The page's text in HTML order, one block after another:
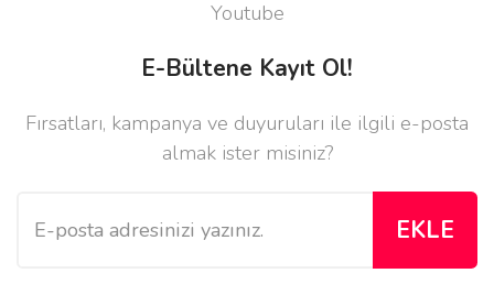
Youtube
E-Bültene Kayıt Ol!
Fırsatları, kampanya ve duyuruları ile ilgili e-posta
almak ister misiniz?
EKLE